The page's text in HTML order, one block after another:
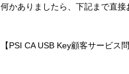
何かありましたら、下記まで直接
【PSI CA USB Key顧客サービス